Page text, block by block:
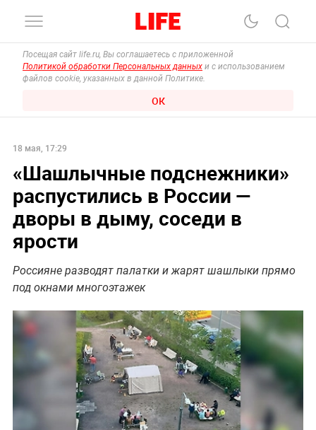
Посещая сайт life.ru, Вы соглашаетесь с приложенной
Политикой обработки Персональных данных и с использованием
файлов cookie, указанных в данной Политике.
ОК
18 мая, 17:29
«Шашлычные подснежники»
распустились в России —
дворы в дыму, соседи в
ярости
Россияне разводят палатки и жарят шашлыки прямо
под окнами многоэтажек